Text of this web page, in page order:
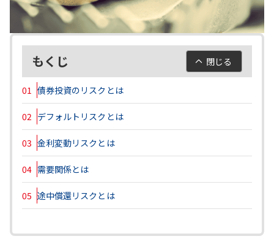
もくじ 閉じる
01 債券投資のリスクとは
02 デフォルトリスクとは
03 金利変動リスクとは
04 需要関係とは
05 途中償還リスクとは